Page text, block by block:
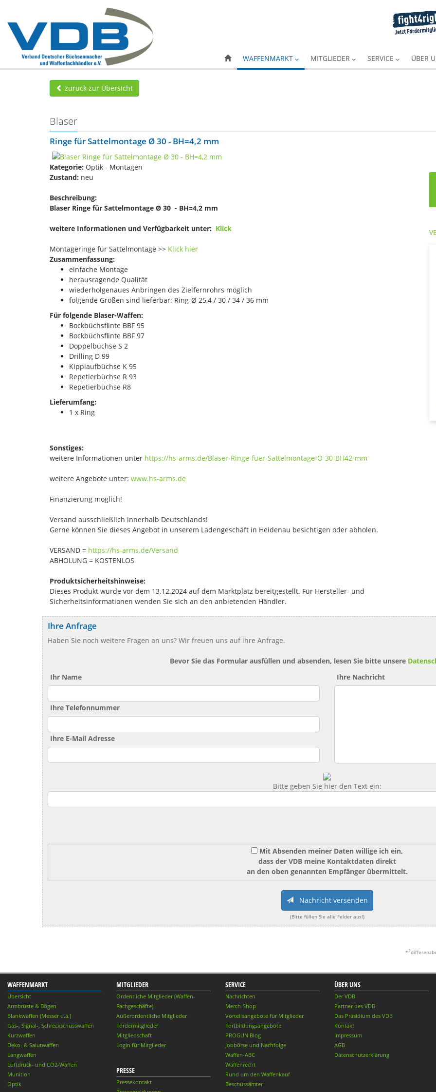
WAFFENMARKT MITGLIEDER SERVICE ÜBER
zurück zur Übersicht
Blaser
Ringe für Sattelmontage Ø 30 - BH=4,2 mm
Kategorie: Optik - Montagen
Zustand: neu
Beschreibung:
Blaser Ringe für Sattelmontage Ø 30 - BH=4,2 mm
weitere Informationen und Verfügbarkeit unter: Klick
Montageringe für Sattelmontage >> Klick hier
Zusammenfassung:
einfache Montage
herausragende Qualität
wiederholgenaues Anbringen des Zielfernrohrs möglich
folgende Größen sind lieferbar: Ring-Ø 25,4 / 30 / 34 / 36 mm
Für folgende Blaser-Waffen:
Bockbüchsflinte BBF 95
Bockbüchsflinte BBF 97
Doppelbüchse S 2
Drilling D 99
Kipplaufbüchse K 95
Repetierbüchse R 93
Repetierbüchse R8
Lieferumfang:
1 x Ring
Sonstiges:
weitere Informationen unter https://hs-arms.de/Blaser-Ringe-fuer-Sattelmontage-O-30-BH42-mm
weitere Angebote unter: www.hs-arms.de
Finanzierung möglich!
Versand ausschließlich innerhalb Deutschlands!
Gerne können Sie dieses Angebot in unserem Ladengeschäft in Heidenau besichtigen oder abholen.
VERSAND = https://hs-arms.de/Versand
ABHOLUNG = KOSTENLOS
Produktsicherheitshinweise:
Dieses Produkt wurde vor dem 13.12.2024 auf dem Marktplatz bereitgestellt. Für Hersteller- und
Sicherheitsinformationen wenden Sie sich an den anbietenden Händler.
Ihre Anfrage
Haben Sie noch weitere Fragen an uns? Wir freuen uns auf ihre Anfrage.
Bevor Sie das Formular ausfüllen und absenden, lesen Sie bitte unsere
Ihr Name
Ihre Telefonnummer
Ihre E-Mail Adresse
Ihre Nachricht
Bitte geben Sie hier den Text ein:
Mit Absenden meiner Daten willige ich ein,
dass der VDB meine Kontaktdaten direkt
an den oben genannten Empfänger übermittelt.
Nachricht versenden
(Bitte füllen Sie alle Felder aus!)
*2
WAFFENMARKT
Übersicht
Armbrüste & Bögen
Blankwaffen (Messer u.ä.)
Gas-, Signal-, Schreckschusswaffen
Kurzwaffen
Deko- & Salutwaffen
Langwaffen
Luftdruck- und CO2-Waffen
Munition
Optik
MITGLIEDER
Ordentliche Mitglieder (Waffen-
Fachgeschäfte)
Außerordentliche Mitglieder
Fördermitglieder
Mitgliedschaft
Login für Mitglieder
PRESSE
Pressekontakt
SERVICE
Nachrichten
Merch-Shop
Vorteilsangebote für Mitglieder
Fortbildungsangebote
PROGUN Blog
Jobbörse und Nachfolge
Waffen-ABC
Waffenrecht
Rund um den Waffenkauf
Beschussämter
ÜBER UNS
Der VDB
Partner des VDB
Das Präsidium des VDB
Kontakt
Impressum
AGB
Datenschutzerklärung